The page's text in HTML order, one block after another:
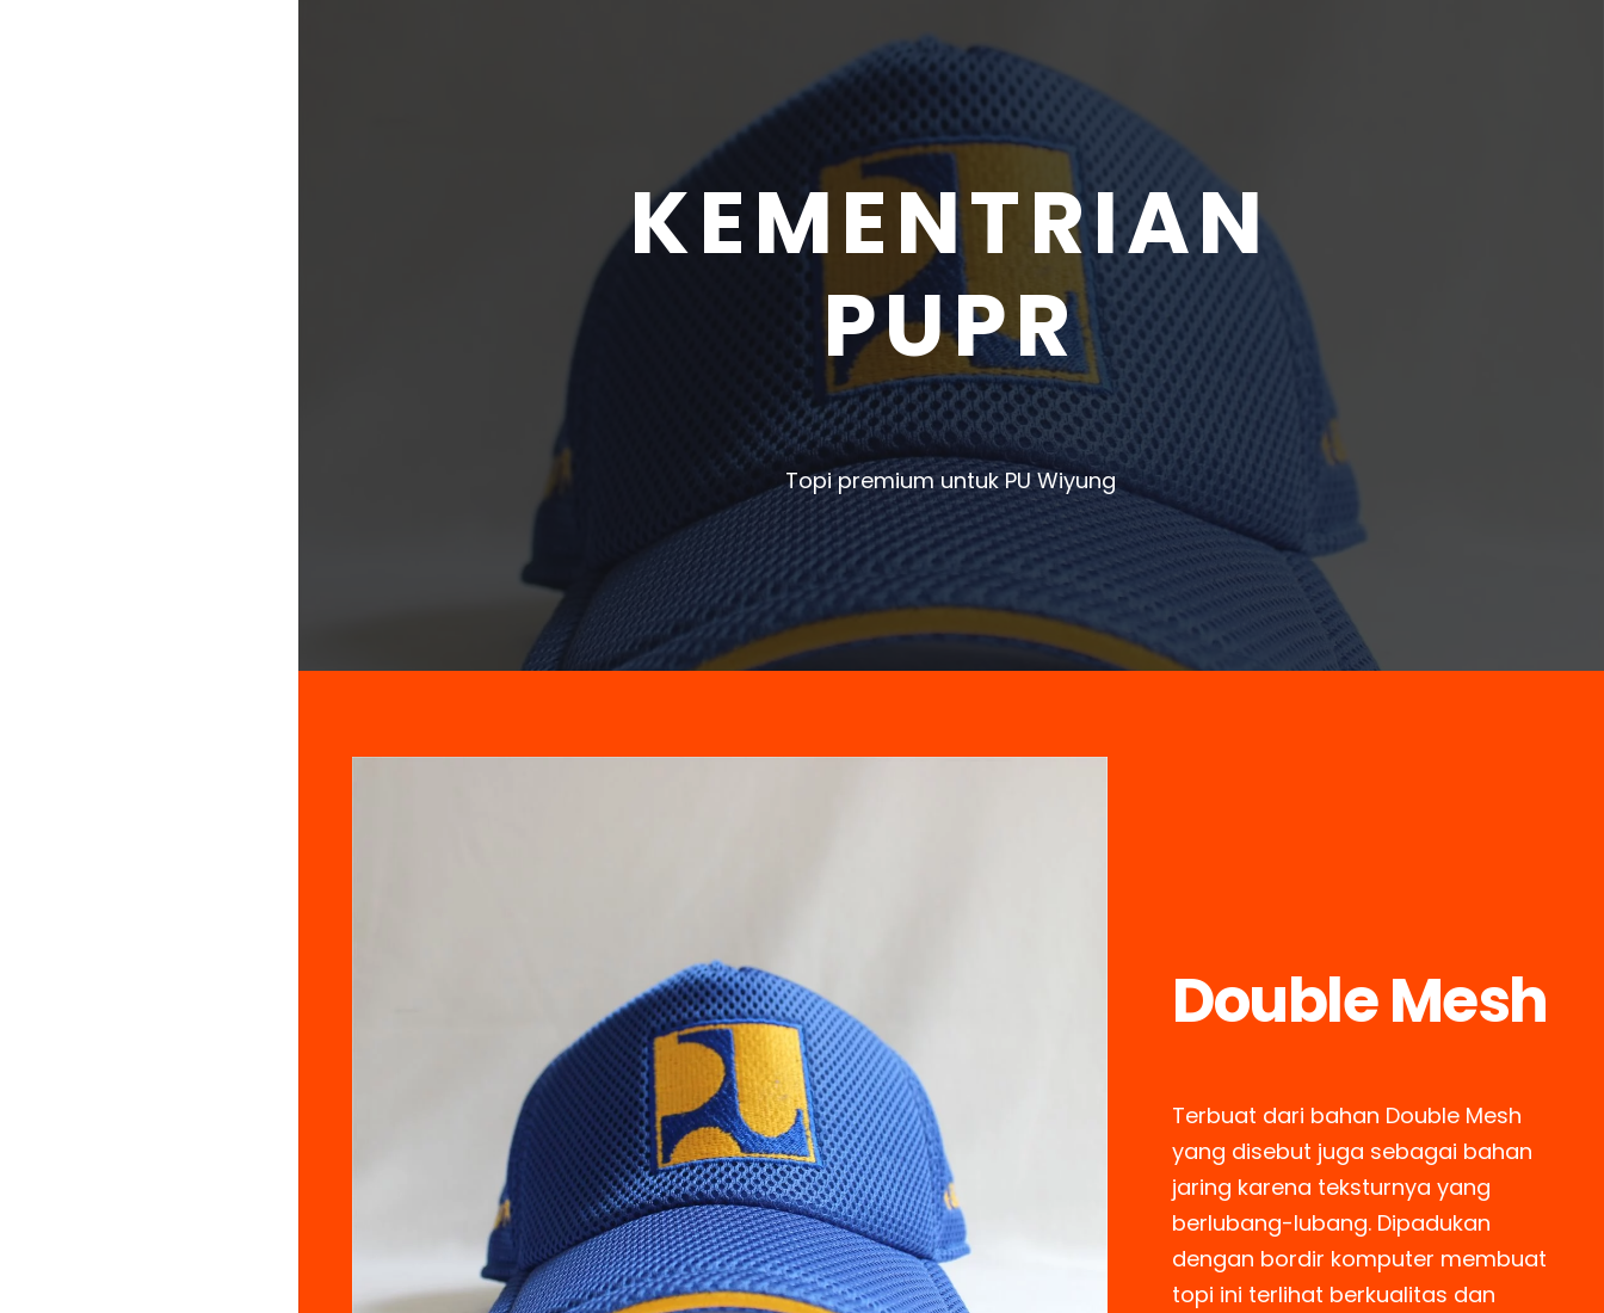
KEMENTRIAN
PUPR
Topi premium untuk PU Wiyung
Double Mesh
Terbuat dari bahan Double Mesh
yang disebut juga sebagai bahan
jaring karena teksturnya yang
berlubang-lubang. Dipadukan
dengan bordir komputer membuat
topi ini terlihat berkualitas dan